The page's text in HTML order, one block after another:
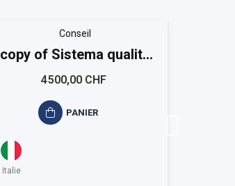
Conseil
copy of Sistema qualità
ISO 9001 Small
4 500,00 CHF
PANIER
Italie